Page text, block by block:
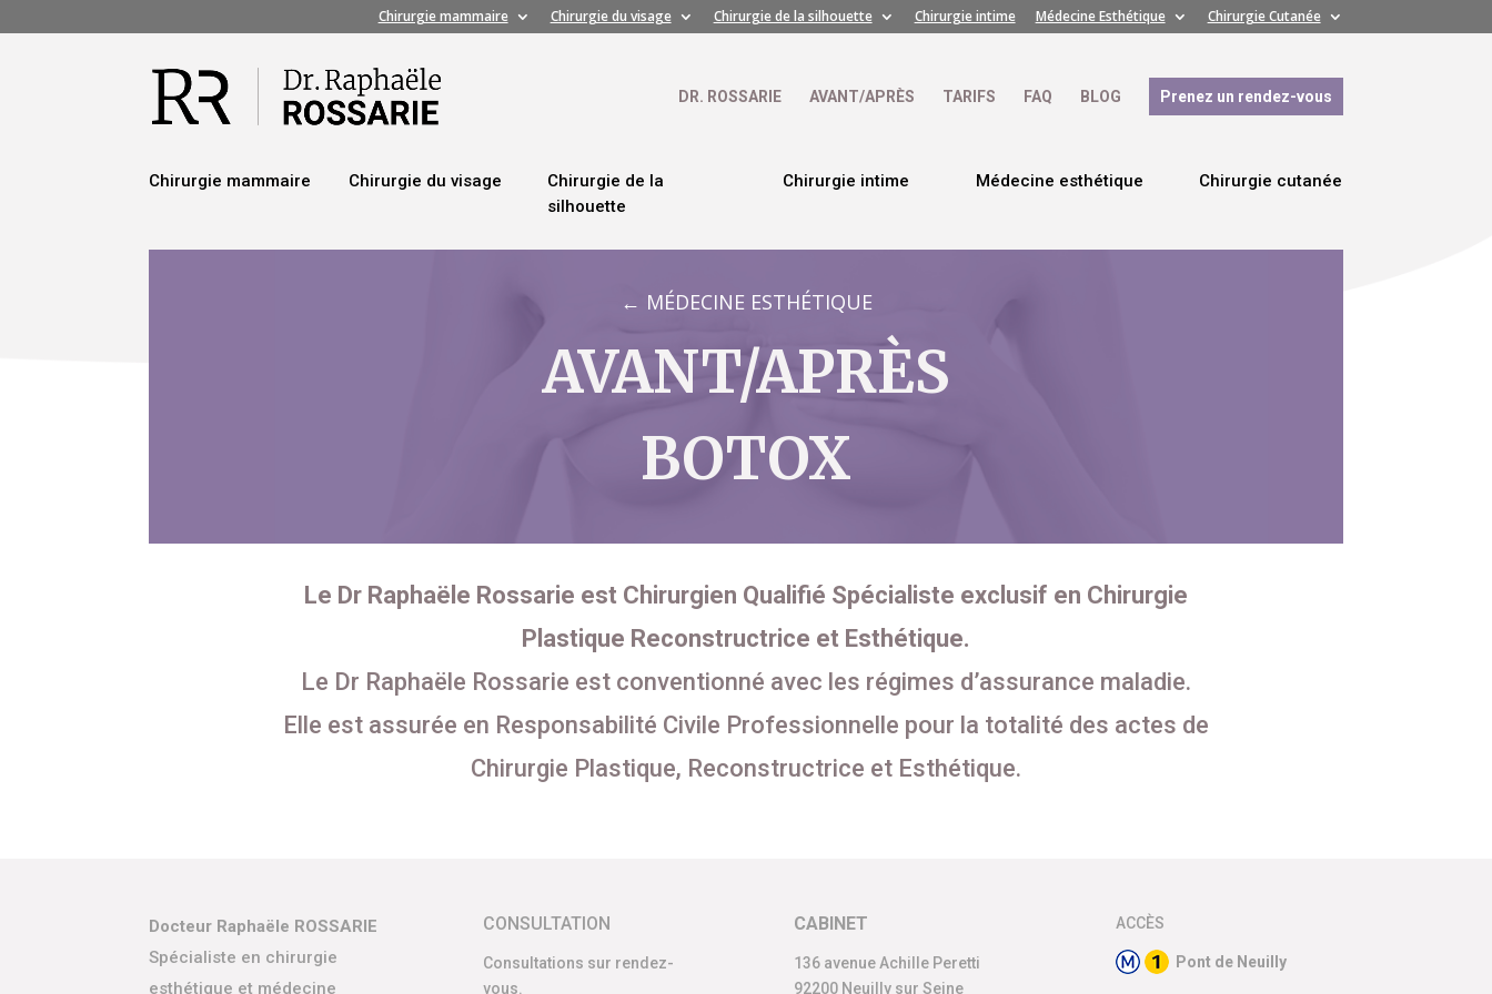
Chirurgie mammaire Chirurgie du visage Chirurgie de la silhouette Chirurgie intime Médecine Esthétique Chirurgie Cutanée
DR. ROSSARIE AVANT/APRÈS TARIFS FAQ BLOG Prenez un rendez-vous
Chirurgie mammaire Chirurgie du visage
Chirurgie de la
silhouette
Chirurgie intime Médecine esthétique Chirurgie cutanée
← MÉDECINE ESTHÉTIQUE
AVANT/APRÈS
BOTOX
Le Dr Raphaële Rossarie est Chirurgien Qualifié Spécialiste exclusif en Chirurgie
Plastique Reconstructrice et Esthétique.
Le Dr Raphaële Rossarie est conventionné avec les régimes d’assurance maladie.
Elle est assurée en Responsabilité Civile Professionnelle pour la totalité des actes de
Chirurgie Plastique, Reconstructrice et Esthétique.
Docteur Raphaële ROSSARIE
Spécialiste en chirurgie
esthétique et médecine
CONSULTATION
Consultations sur rendez-
vous.
CABINET
136 avenue Achille Peretti
92200 Neuilly sur Seine
ACCÈS
Pont de Neuilly